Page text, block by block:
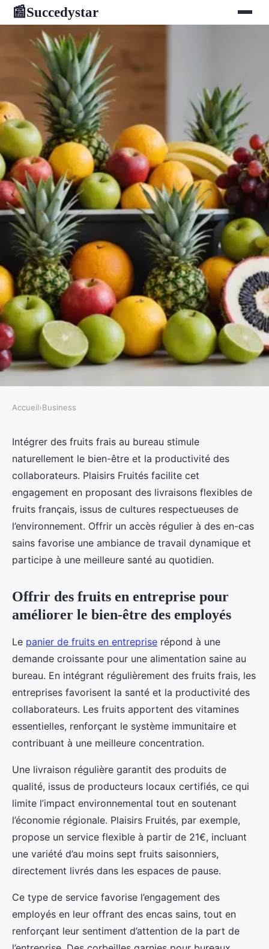
📰Succedystar
Fruits en entreprise : un boost
de fraîcheur au quotidien !
Antonin•19 septembre 2025• 4 min de lecture
Accueil›Business
Intégrer des fruits frais au bureau stimule
naturellement le bien-être et la productivité des
collaborateurs. Plaisirs Fruités facilite cet
engagement en proposant des livraisons flexibles de
fruits français, issus de cultures respectueuses de
l’environnement. Offrir un accès régulier à des en-cas
sains favorise une ambiance de travail dynamique et
participe à une meilleure santé au quotidien.
Offrir des fruits en entreprise pour
améliorer le bien-être des employés
Le panier de fruits en entreprise répond à une
demande croissante pour une alimentation saine au
bureau. En intégrant régulièrement des fruits frais, les
entreprises favorisent la santé et la productivité des
collaborateurs. Les fruits apportent des vitamines
essentielles, renforçant le système immunitaire et
contribuant à une meilleure concentration.
Une livraison régulière garantit des produits de
qualité, issus de producteurs locaux certifiés, ce qui
limite l’impact environnemental tout en soutenant
l’économie régionale. Plaisirs Fruités, par exemple,
propose un service flexible à partir de 21€, incluant
une variété d’au moins sept fruits saisonniers,
directement livrés dans les espaces de pause.
Ce type de service favorise l’engagement des
employés en leur offrant des encas sains, tout en
renforçant leur sentiment d’attention de la part de